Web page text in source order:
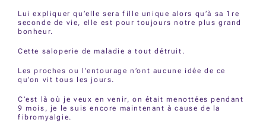
Lui expliquer qu’elle sera fille unique alors qu’à sa 1re
seconde de vie, elle est pour toujours notre plus grand
bonheur.
Cette saloperie de maladie a tout détruit.
Les proches ou l’entourage n’ont aucune idée de ce
qu’on vit tous les jours.
C’est là où je veux en venir, on était menottées pendant
9 mois, je le suis encore maintenant à cause de la
fibromyalgie.